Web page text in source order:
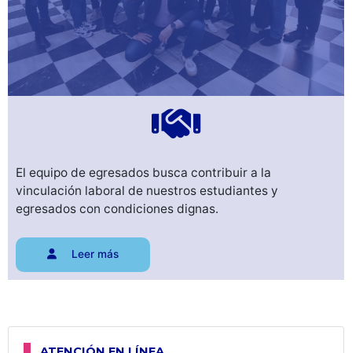
El equipo de egresados busca contribuir a la
vinculación laboral de nuestros estudiantes y
egresados con condiciones dignas.
Leer más